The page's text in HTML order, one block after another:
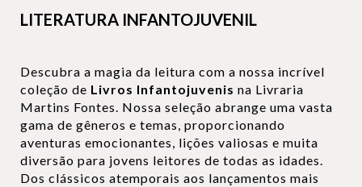
LITERATURA INFANTOJUVENIL
Descubra a magia da leitura com a nossa incrível
coleção de Livros Infantojuvenis na Livraria
Martins Fontes. Nossa seleção abrange uma vasta
gama de gêneros e temas, proporcionando
aventuras emocionantes, lições valiosas e muita
diversão para jovens leitores de todas as idades.
Dos clássicos atemporais aos lançamentos mais